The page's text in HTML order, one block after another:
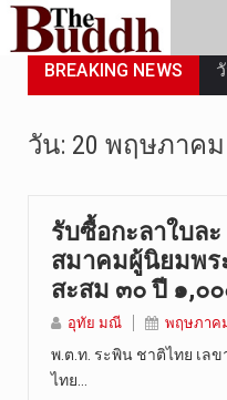
BREAKING NEWS
วัน: 20 พฤษภาคม
รับซื้อกะลาใบล
สมาคมผู้นิยมพร
สะสม ๓๐ ปี ๑,๐
อุทัย มณี พฤษภาค
พ.ต.ท. ระพิน ชาติไทย เล
ไทย…